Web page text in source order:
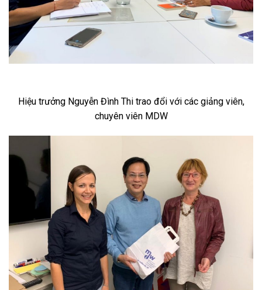
Hiệu trưởng Nguyễn Đình Thi trao đổi với các giảng viên,
chuyên viên MDW